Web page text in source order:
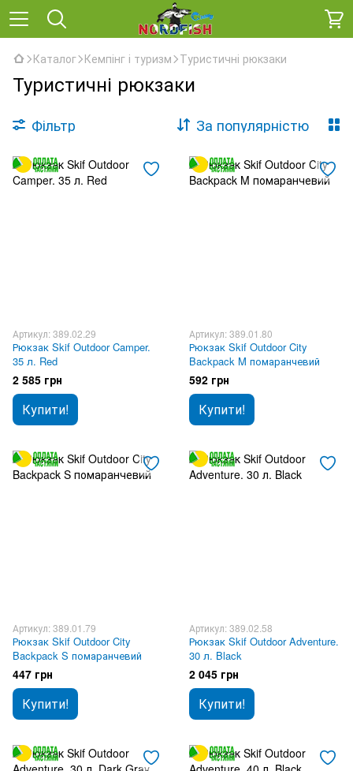
Каталог Кемпінг і туризм Туристичні рюкзаки
Туристичні рюкзаки
Фільтр За популярністю
Артикул: 389.02.29
Рюкзак Skif Outdoor Camper.
35 л. Red
2 585 грн
Купити!
Артикул: 389.01.80
Рюкзак Skif Outdoor City
Backpack M помаранчевий
592 грн
Купити!
Артикул: 389.01.79
Рюкзак Skif Outdoor City
Backpack S помаранчевий
447 грн
Купити!
Артикул: 389.02.58
Рюкзак Skif Outdoor Adventure.
30 л. Black
2 045 грн
Купити!